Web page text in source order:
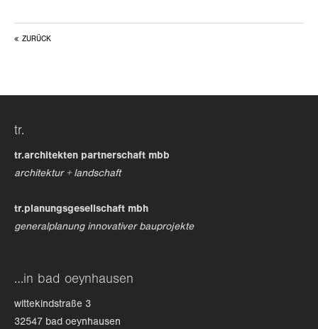
ZURÜCK
tr.
tr.architekten partnerschaft mbb
architektur + landschaft
tr.planungsgesellschaft mbh
generalplanung innovativer bauprojekte
…in bad oeynhausen
wittekindstraße 3
32547 bad oeynhausen